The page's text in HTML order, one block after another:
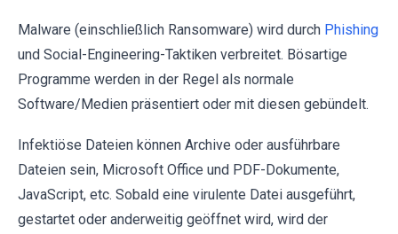
Malware (einschließlich Ransomware) wird durch Phishing
und Social-Engineering-Taktiken verbreitet. Bösartige
Programme werden in der Regel als normale
Software/Medien präsentiert oder mit diesen gebündelt.
Infektiöse Dateien können Archive oder ausführbare
Dateien sein, Microsoft Office und PDF-Dokumente,
JavaScript, etc. Sobald eine virulente Datei ausgeführt,
gestartet oder anderweitig geöffnet wird, wird der